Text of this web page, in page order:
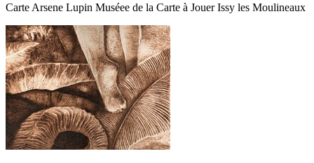
Carte Arsene Lupin Muséee de la Carte à Jouer Issy les Moulineaux